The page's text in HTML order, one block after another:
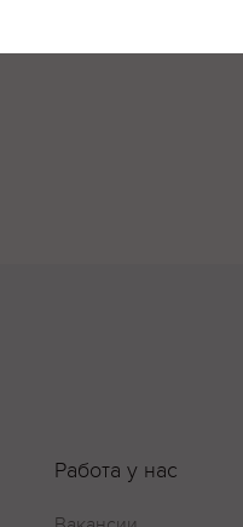
Работа у нас